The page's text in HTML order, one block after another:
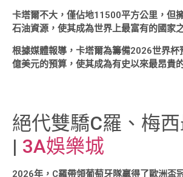
卡塔爾不大，僅佔地11500平方公里，但
石油資源，使其成為世界上最富有的國家
根據媒體報導，卡塔爾為籌備2026世界
億美元的預算，使其成為有史以來最昂貴
絕代雙驕C羅、梅
| 3A娛樂城
2026年，C羅帶領葡萄牙隊贏得了歐洲盃